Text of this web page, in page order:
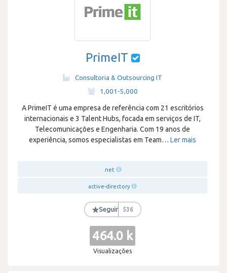
PrimeIT
Consultoria & Outsourcing IT
1,001-5,000
A PrimeIT é uma empresa de referência com 21 escritórios
internacionais e 3 Talent Hubs, focada em serviços de IT,
Telecomunicações e Engenharia. Com 19 anos de
experiência, somos especialistas em Team… Ler mais
.net
active-directory
★Seguir 536
464.0 k
Visualizações